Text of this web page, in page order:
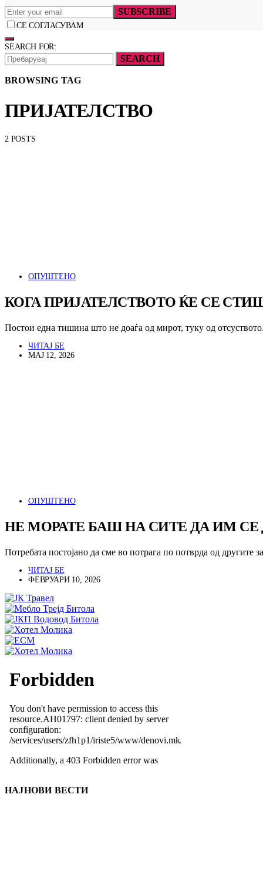
SUBSCRIBE
СЕ СОГЛАСУВАМ
SEARCH FOR:
SEARCH
BROWSING TAG
ПРИЈАТЕЛСТВО
2 POSTS
ОПУШТЕНО
КОГА ПРИЈАТЕЛСТВОТО ЌЕ СЕ
Постои една тишина што не доаѓа од мирот, туку од
ЧИТАЈ БЕ
МАЈ 12, 2026
ОПУШТЕНО
НЕ МОРАТЕ БАШ НА СИТЕ ДА ИМ СЕ
Потребата постојано да сме во потрага по потврда од другите
ЧИТАЈ БЕ
ФЕВРУАРИ 10, 2026
НАЈНОВИ ВЕСТИ